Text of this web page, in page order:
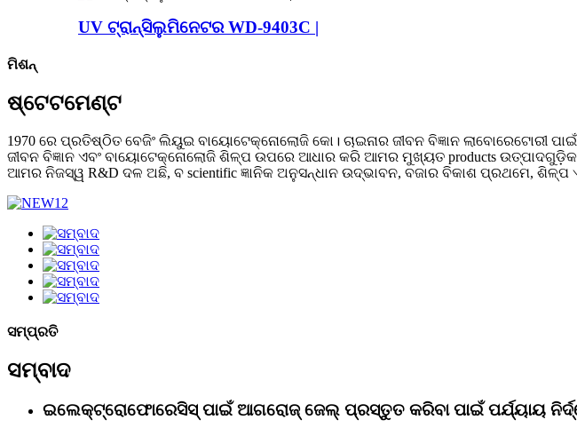
UV ଟ୍ରାନ୍ସିଲୁମିନେଟର WD-9403C |
ମିଶନ୍
ଷ୍ଟେଟମେଣ୍ଟ
1970 ରେ ପ୍ରତିଷ୍ଠିତ ବେଜିଂ ଲିୟୁଇ ବାୟୋଟେକ୍ନୋଲୋଜି କୋ। ଚାଇନାର ଜୀବନ ବିଜ୍ଞାନ ଲାବୋରେଟୋରୀ
ଜୀବନ ବିଜ୍ଞାନ ଏବଂ ବାୟୋଟେକ୍ନୋଲୋଜି ଶିଳ୍ପ ଉପରେ ଆଧାର କରି ଆମର ମୁଖ୍ୟତ products
ଆମର ନିଜସ୍ୱ R&D ଦଳ ଅଛି, ବ scientific ଜ୍ଞାନିକ ଅନୁସନ୍ଧାନ ଉଦ୍ଭାବନ, ବଜାର ବିକାଶ ପ୍ରଥମେ,
ସମ୍ପ୍ରତି
ସମ୍ବାଦ
ଇଲେକ୍ଟ୍ରୋଫୋରେସିସ୍ ପାଇଁ ଆଗରୋଜ୍ ଜେଲ୍ ପ୍ରସ୍ତୁତ କରିବା ପାଇଁ ପର୍ଯ୍ୟାୟ